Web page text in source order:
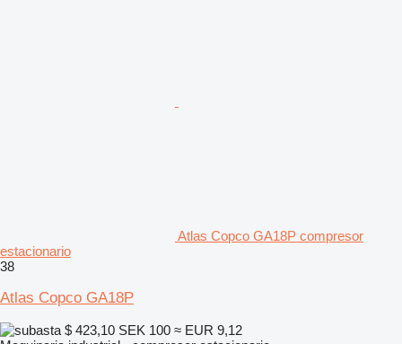
Atlas Copco GA18P compresor
estacionario
38
Atlas Copco GA18P
$ 423,10 SEK 100 ≈ EUR 9,12